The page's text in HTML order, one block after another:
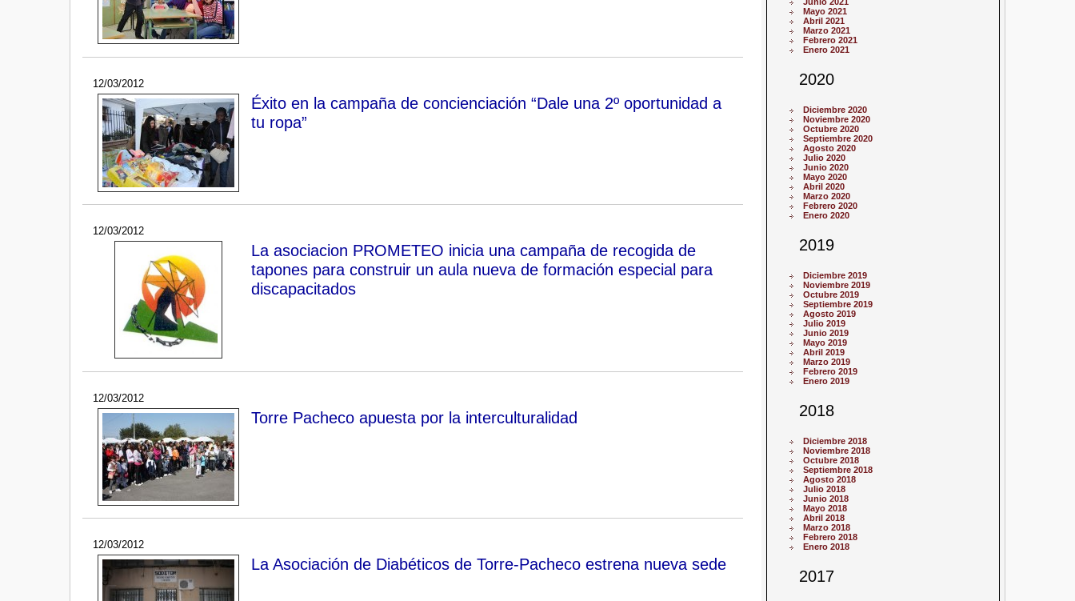
12/03/2012
Éxito en la campaña de concienciación “Dale una 2º oportunidad a
tu ropa”
12/03/2012
La asociacion PROMETEO inicia una campaña de recogida de
tapones para construir un aula nueva de formación especial para
discapacitados
12/03/2012
Torre Pacheco apuesta por la interculturalidad
12/03/2012
La Asociación de Diabéticos de Torre-Pacheco estrena nueva sede
Mayo 2021
Abril 2021
Marzo 2021
Febrero 2021
Enero 2021
2020
Diciembre 2020
Noviembre 2020
Octubre 2020
Septiembre 2020
Agosto 2020
Julio 2020
Junio 2020
Mayo 2020
Abril 2020
Marzo 2020
Febrero 2020
Enero 2020
2019
Diciembre 2019
Noviembre 2019
Octubre 2019
Septiembre 2019
Agosto 2019
Julio 2019
Junio 2019
Mayo 2019
Abril 2019
Marzo 2019
Febrero 2019
Enero 2019
2018
Diciembre 2018
Noviembre 2018
Octubre 2018
Septiembre 2018
Agosto 2018
Julio 2018
Junio 2018
Mayo 2018
Abril 2018
Marzo 2018
Febrero 2018
Enero 2018
2017